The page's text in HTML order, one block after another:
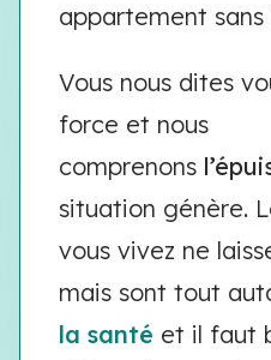
appartement
Vous nous dites
force et nous
comprenons
situation génère.
vous vivez ne
mais sont tout
la santé et il faut